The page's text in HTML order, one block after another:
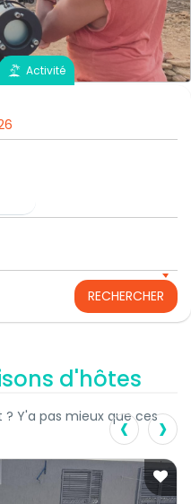
Activité
RECHERCHER
d'hôtes
Y'a pas mieux que ces
‹ ›